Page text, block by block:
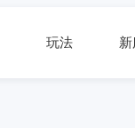
玩法